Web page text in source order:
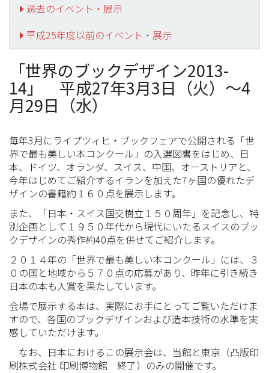
過去のイベント・展示
平成25年度以前のイベント・展示
「世界のブックデザイン2013-
14」 平成27年3月3日（火）～4
月29日（水）
毎年3月にライプツィヒ・ブックフェアで公開される「世
界で最も美しい本コンクール」の入選図書をはじめ、日
本、ドイツ、オランダ、スイス、中国、オーストリアと、
今年はじめてご紹介するイランを加えた7ヶ国の優れたデ
ザインの書籍約１６０点を展示します。
また、「日本・スイス国交樹立１５０周年」を記念し、特
別企画として１９５０年代から現代にいたるスイスのブッ
クデザインの秀作約40点を併せてご紹介します。
２０１４年の「世界で最も美しい本コンクール」には、３
０の国と地域から５７０点の応募があり、昨年に引き続き
日本の本も入賞を果たしています。
会場で展示する本は、実際にお手にとってご覧いただけま
すので、各国のブックデザインおよび造本技術の水準を実
感していただけます。
なお、日本におけるこの展示会は、当館と東京（凸版印
刷株式会社 印刷博物館 終了）のみの開催です。